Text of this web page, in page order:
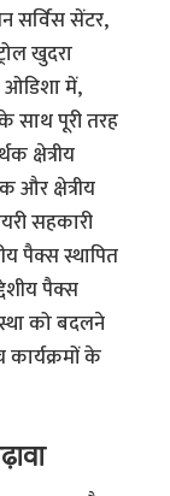
सर्विस सेंटर,
खुदरा
ओडिशा में,
साथ पूरी तरह
क्षेत्रीय
और क्षेत्रीय
सहकारी
पैक्स स्थापित
पैक्स
को बदलने
के